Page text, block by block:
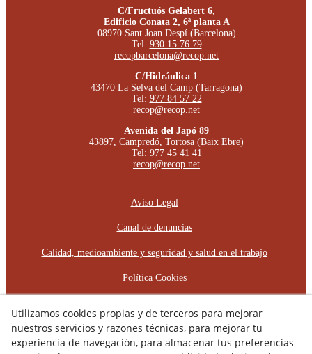
C/Fructuós Gelabert 6,
Edificio Conata 2, 6ª planta A
08970 Sant Joan Despí (Barcelona)
Tel: 930 15 76 79
recopbarcelona@recop.net
C/Hidráulica 1
43470 La Selva del Camp (Tarragona)
Tel: 977 84 57 22
recop@recop.net
Avenida del Japó 89
43897, Campredó, Tortosa (Baix Ebre)
Tel: 977 45 41 41
recop@recop.net
Aviso Legal
Canal de denuncias
Calidad, medioambiente y seguridad y salud en el trabajo
Política Cookies
Declaración de Accessibilidad
Utilizamos cookies propias y de terceros para mejorar
nuestros servicios y razones técnicas, para mejorar tu
experiencia de navegación, para almacenar tus preferencias